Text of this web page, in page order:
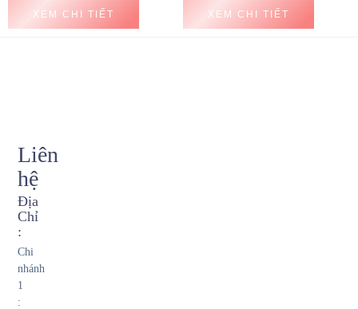
XEM CHI TIẾT XEM CHI TIẾT
Liên
hệ
Địa
Chỉ
:
Chi
nhánh
1
: